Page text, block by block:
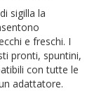
sigilla la
e freschi. I
pronti, spuntini,
con tutte le
adattatore.